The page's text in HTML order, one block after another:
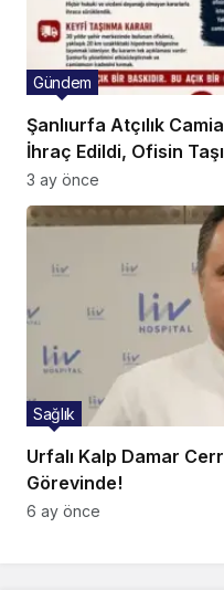
Şanlıurfa Atçılık
İhraç Edildi, Ofisin
Gündem
3 ay önce
Urfalı Kalp Damar
Görevinde!
Sağlık
6 ay önce